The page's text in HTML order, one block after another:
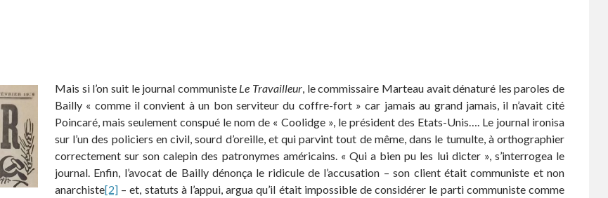
Mais si l’on suit le journal communiste Le Travailleur, le commissaire Marteau avait dénaturé les paroles de
Bailly « comme il convient à un bon serviteur du coffre-fort » car jamais au grand jamais, il n’avait cité
Poincaré, mais seulement conspué le nom de « Coolidge », le président des Etats-Unis…. Le journal ironisa
sur l’un des policiers en civil, sourd d’oreille, et qui parvint tout de même, dans le tumulte, à orthographier
correctement sur son calepin des patronymes américains. « Qui a bien pu les lui dicter », s’interrogea le
journal. Enfin, l’avocat de Bailly dénonça le ridicule de l’accusation – son client était communiste et non
anarchiste[2] – et, statuts à l’appui, argua qu’il était impossible de considérer le parti communiste comme